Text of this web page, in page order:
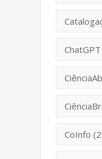
ChatGPT
CoInfo